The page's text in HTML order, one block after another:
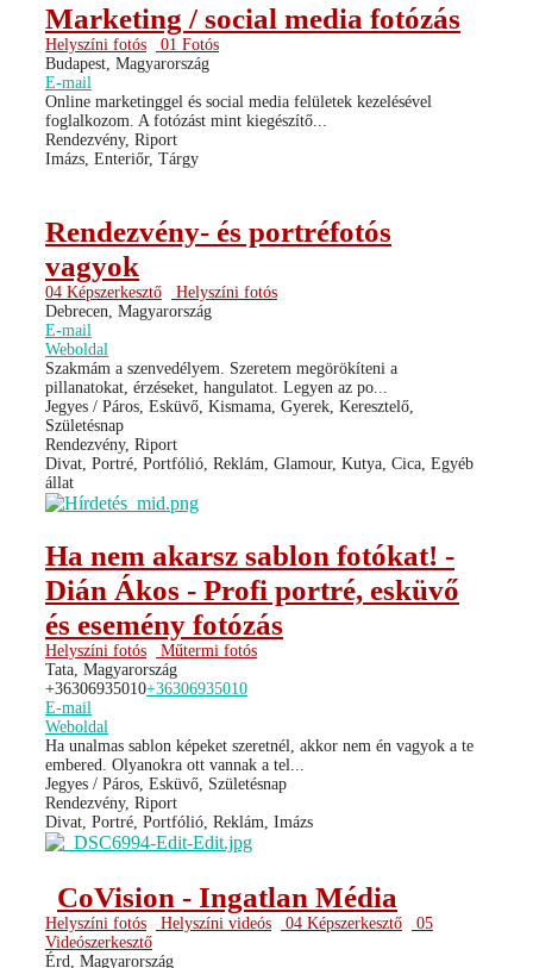
Marketing / social media fotózás
Helyszíni fotós
01 Fotós
Budapest, Magyarország
E-mail
Online marketinggel és social media felületek kezelésével
foglalkozom. A fotózást mint kiegészítő...
Rendezvény, Riport
Imázs, Enteriőr, Tárgy
Rendezvény- és portréfotós
vagyok
04 Képszerkesztő
Helyszíni fotós
Debrecen, Magyarország
E-mail
Weboldal
Szakmám a szenvedélyem. Szeretem megörökíteni a
pillanatokat, érzéseket, hangulatot. Legyen az po...
Jegyes / Páros, Esküvő, Kismama, Gyerek, Keresztelő,
Születésnap
Rendezvény, Riport
Divat, Portré, Portfólió, Reklám, Glamour, Kutya, Cica, Egyéb
állat
Ha nem akarsz sablon fotókat! -
Dián Ákos - Profi portré, esküvő
és esemény fotózás
Helyszíni fotós
Műtermi fotós
Tata, Magyarország
+36306935010+36306935010
E-mail
Weboldal
Ha unalmas sablon képeket szeretnél, akkor nem én vagyok a te
embered. Olyanokra ott vannak a tel...
Jegyes / Páros, Esküvő, Születésnap
Rendezvény, Riport
Divat, Portré, Portfólió, Reklám, Imázs
CoVision - Ingatlan Média
Helyszíni fotós Helyszíni videós 04 Képszerkesztő
05
Videószerkesztő
Érd, Magyarország